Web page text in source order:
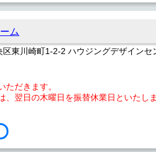
ム
東川崎町1-2-2 ハウジングデザインセ
ただきます。
翌日の木曜日を振替休業日といたしま